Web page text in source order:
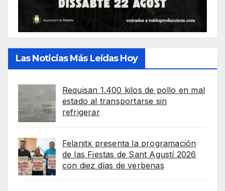
Las Noticias Más Leídas Hoy
Requisan 1.400 kilos de pollo en mal
estado al transportarse sin
refrigerar
Felanitx presenta la programación
de las Fiestas de Sant Agustí 2026
con diez días de verbenas